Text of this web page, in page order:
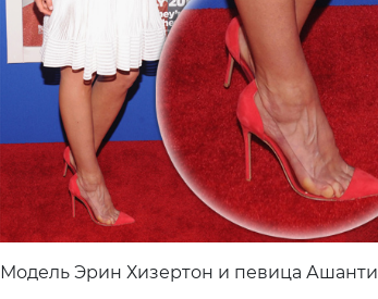
Модель Эрин Хизертон и певица Ашанти